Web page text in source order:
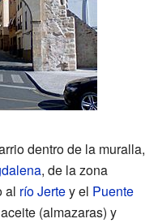
dentro de la muralla,
, de la zona
al río Jertey el Puente
(almazaras) y